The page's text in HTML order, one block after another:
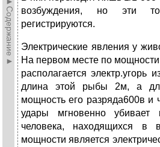
►Содержание►
возбуждения, но эти
регистрируются.
Электрические явления у
На первом месте по мощности
располагается
длина этой рыбы 2м, а
мощность его разряда600в и
удары мгновенно убивает
человека, находящихся
мощности является